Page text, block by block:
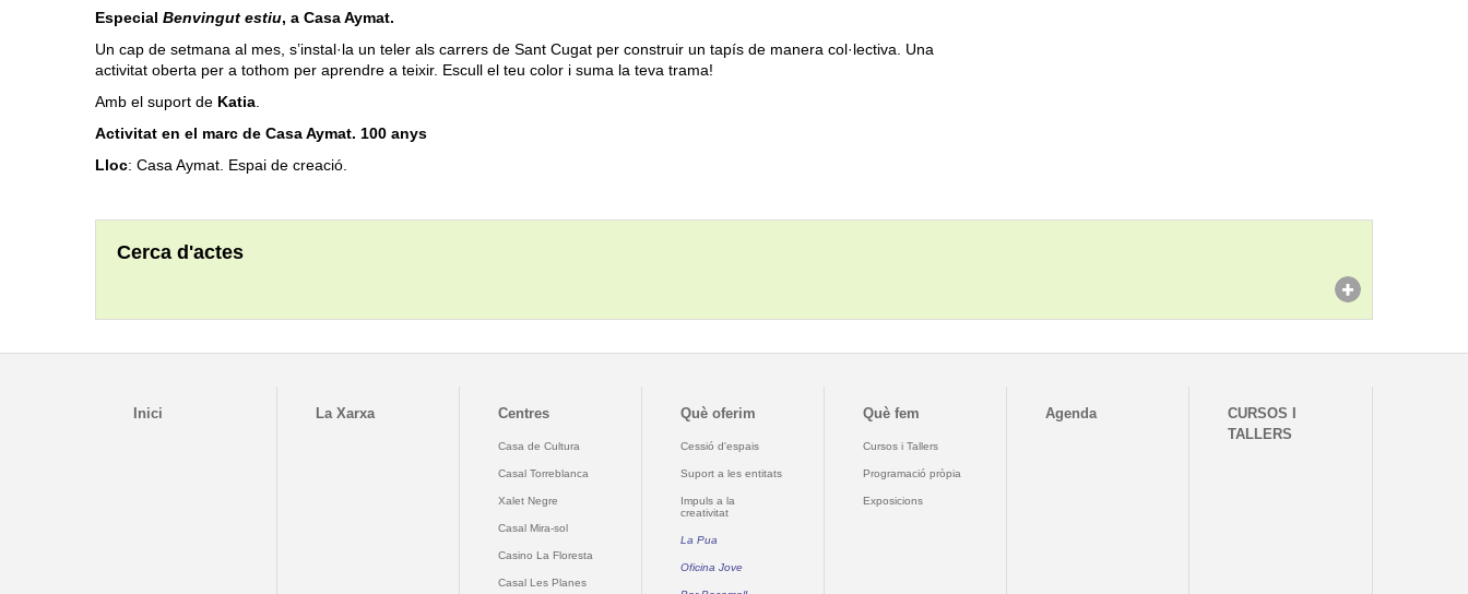
Especial Benvingut estiu, a Casa Aymat.
Un cap de setmana al mes, s’instal·la un teler als carrers de Sant Cugat per construir un tapís de manera col·lectiva. Una
activitat oberta per a tothom per aprendre a teixir. Escull el teu color i suma la teva trama!
Amb el suport de Katia.
Activitat en el marc de Casa Aymat. 100 anys
Lloc: Casa Aymat. Espai de creació.
Cerca d'actes
Inici La Xarxa Centres
Casa de Cultura
Casal Torreblanca
Xalet Negre
Casal Mira-sol
Casino La Floresta
Casal Les Planes
Què oferim
Cessió d'espais
Suport a les entitats
Impuls a la
creativitat
La Pua
Oficina Jove
Què fem
Cursos i Tallers
Programació pròpia
Exposicions
Agenda
CURSOS I
TALLERS